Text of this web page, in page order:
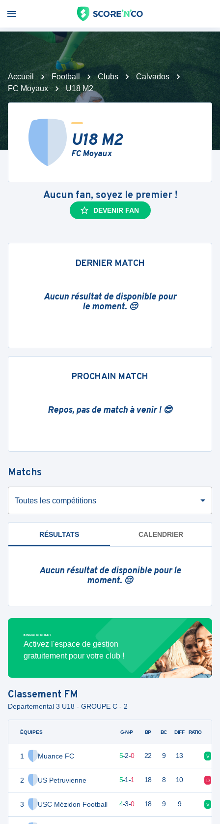
Accueil Football Clubs
Calvados
FC Moyaux
U18 M2
U18 M2
FC Moyaux
Aucun fan, soyez le premier !
DEVENIR FAN
DERNIER MATCH
Aucun résultat de disponible pour
le moment. 😔
PROCHAIN MATCH
Repos, pas de match à venir ! 😎
Matchs
Toutes les compétitions
RÉSULTATS CALENDRIER
Aucun résultat de disponible pour le
moment. 😔
Bénévole de ce club ?
Activez l'espace de gestion
gratuitement pour votre club !
Classement FM
Departemental 3 U18 - GROUPE C - 2
ÉQUIPES
1 Muance FC
2 US Petruvienne
3 USC Mézidon Football
G-N-P BP BC DIFF RATIO
5-2-0 22 9 13 V
16 5-1-1 18 8 10 D
15 7 4-3-0 18 9 9 V